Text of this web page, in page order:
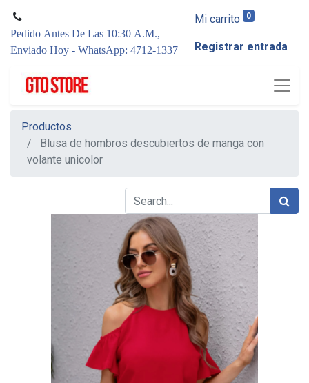
Pedido Antes De Las 10:30 A.M.,
Enviado Hoy - WhatsApp: 4712-1337
Mi carrito 0
Registrar entrada
Productos
Blusa de hombros descubiertos de manga con
volante unicolor